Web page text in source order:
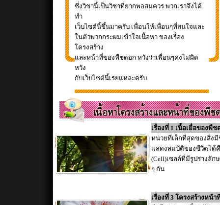
ซึ่งวิชานี้เป็นวิชาที่ยากพอสมควร พวกเราจึงได้
ทำ
เว็บไซต์นี้ขึ้นมาครับ เพื่อนให้เพื่อนๆที่สนใจและ
ในตัวพวกกระผมเข้าใจเนื้อหา ของเรื่อง
โครงสร้าง
และหน้าที่ของพืชดอก หวังว่าเพื่อนๆคงไม่ผิด
หวัง
กับเว็บไซต์นี้เรยแหละครับ
เรื่องที่ 1 เนื้อเยื่อของพืช
หน่วยที่เล็กที่สุดของสิ่ง
แสดงสมบัติของชีวิตได้
(Cell)เซลล์ที่มีรูปร่างลัก
ๆ กัน
เรื่องที่ 3 โครงสร้างหน้